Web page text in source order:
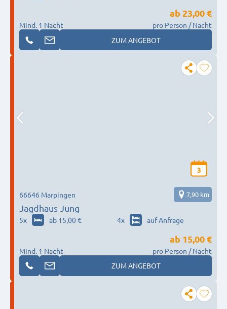
Mind. 1 Nacht
ab 23,00 €
pro Person / Nacht
ZUM ANGEBOT
3
Jagdhaus Jung
66646 Marpingen 7,90 km
5x ab 15,00 € 4x auf Anfrage
Mind. 1 Nacht
ab 15,00 €
pro Person / Nacht
ZUM ANGEBOT